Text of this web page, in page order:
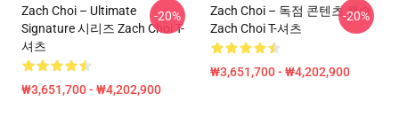
Zach Choi – Ultimate
Signature 시리즈 Zach Choi T-
셔츠
₩3,651,700 - ₩4,202,900
-20%
Zach Choi – 독점 콘텐츠 캡슐
Zach Choi T-셔츠
₩3,651,700 - ₩4,202,900
-20%